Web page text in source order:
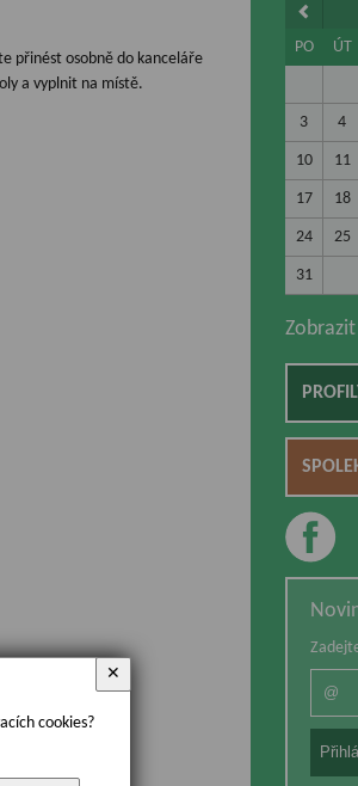
přinést osobně do kanceláře
a vyplnit na místě.
PO
ÚT
3 4
10 11
17 18
24 25
31
cookies?
✕